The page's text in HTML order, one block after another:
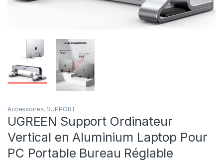
Accessoires, SUPPORT
UGREEN Support Ordinateur
Vertical en Aluminium Laptop Pour
PC Portable Bureau Réglable